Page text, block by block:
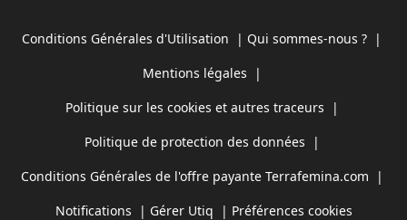
Conditions Générales d'Utilisation | Qui sommes-nous ? |
Mentions légales |
Politique sur les cookies et autres traceurs |
Politique de protection des données |
Conditions Générales de l'offre payante Terrafemina.com |
Notifications | Gérer Utiq | Préférences cookies